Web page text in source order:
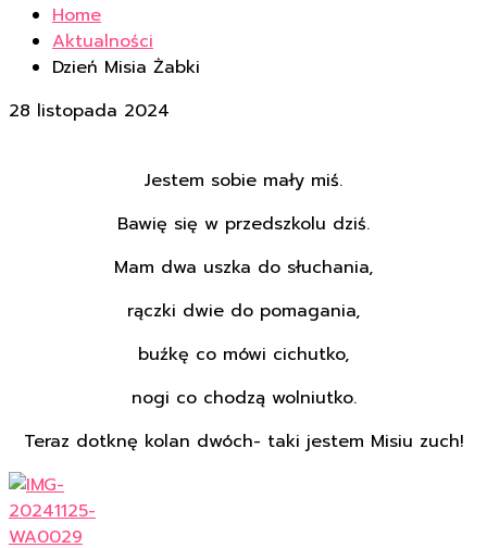
Home
Aktualności
Dzień Misia Żabki
28 listopada 2024
Jestem sobie mały miś.
Bawię się w przedszkolu dziś.
Mam dwa uszka do słuchania,
rączki dwie do pomagania,
buźkę co mówi cichutko,
nogi co chodzą wolniutko.
Teraz dotknę kolan dwóch- taki jestem Misiu zuch!